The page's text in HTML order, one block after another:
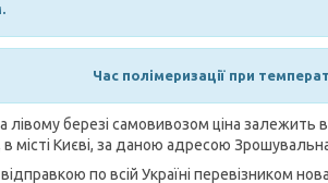
Час полімеризації при
березі самовивозом ціна залежить
місті Києві, за даною адресою
по всій Україні перевізником